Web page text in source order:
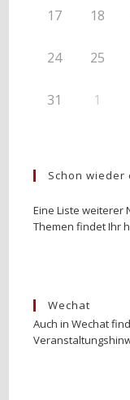
17 18
24 25
31 1
Schon
Eine Liste weiterer
Themen findet Ihr
Wechat
Auch in Wechat